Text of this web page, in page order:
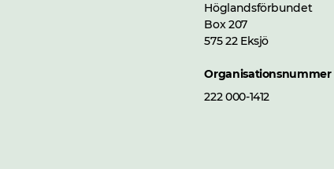
Höglandsförbundet
Box 207
575 22 Eksjö
Organisationsnummer
222 000-1412